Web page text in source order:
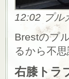
12:02 プル
Brestのプ
るから不思
右膝トラ